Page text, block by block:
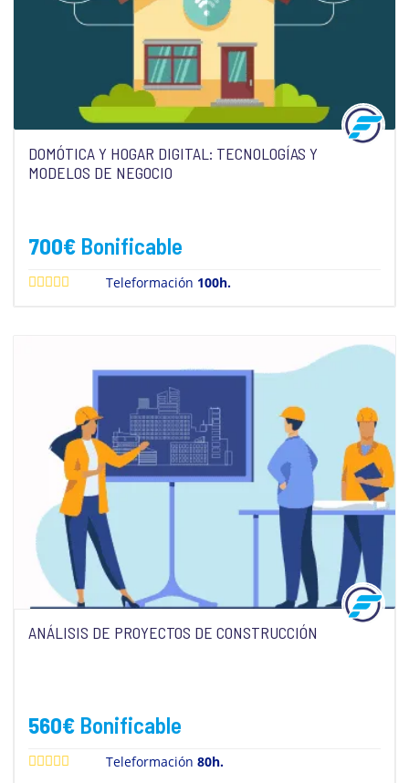
DOMÓTICA Y HOGAR DIGITAL: TECNOLOGÍAS Y
MODELOS DE NEGOCIO
700€ Bonificable
Teleformación 100h.
ANÁLISIS DE PROYECTOS DE CONSTRUCCIÓN
560€ Bonificable
Teleformación80h.